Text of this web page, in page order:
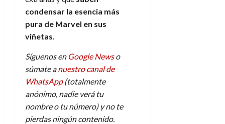
condensar la esencia más
pura de Marvel en sus
viñetas.
Síguenos en Google Newso
súmate anuestro canal de
WhatsApp(totalmente
anónimo, nadie verá tu
nombre o tu número) y no te
pierdas ningún contenido.